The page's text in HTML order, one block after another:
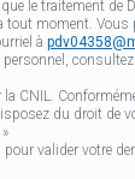
le traitement de
moment. Vous
à
consultez
CNIL.
du droit de
valider votre